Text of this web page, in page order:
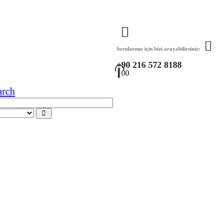
Sorularınız için bizi arayabilirsiniz:
+90 216 572 8188
00